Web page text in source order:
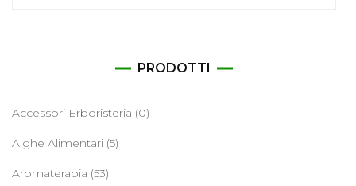
PRODOTTI
Accessori Erboristeria (0)
Alghe Alimentari (5)
Aromaterapia (53)